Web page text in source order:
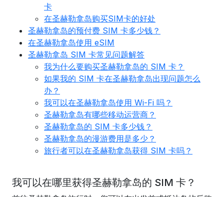
卡
在圣赫勒拿岛购买SIM卡的好处
圣赫勒拿岛的预付费 SIM 卡多少钱？
在圣赫勒拿岛使用 eSIM
圣赫勒拿岛 SIM 卡常见问题解答
我为什么要购买圣赫勒拿岛的 SIM 卡？
如果我的 SIM 卡在圣赫勒拿岛出现问题怎么
办？
我可以在圣赫勒拿岛使用 Wi-Fi 吗？
圣赫勒拿岛有哪些移动运营商？
圣赫勒拿岛的 SIM 卡多少钱？
圣赫勒拿岛的漫游费用是多少？
旅行者可以在圣赫勒拿岛获得 SIM 卡吗？
我可以在哪里获得圣赫勒拿岛的 SIM 卡？